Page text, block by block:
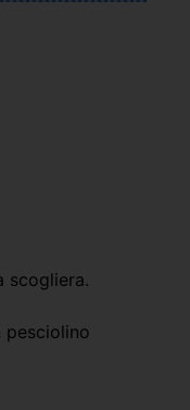
scogliera.
pesciolino